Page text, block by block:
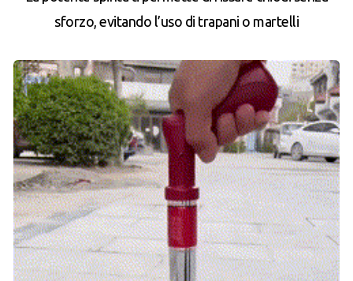
sforzo, evitando l’uso di trapani o martelli